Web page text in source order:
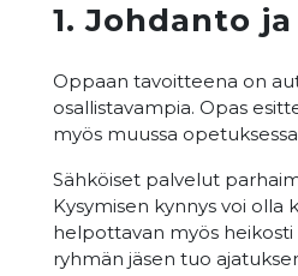
1. Johdanto
Oppaan tavoitteena on
osallistavampia. Opas
myös muussa
Sähköiset palvelut
Kysymisen kynnys voi olla
helpottavan myös
ryhmän jäsen tuo